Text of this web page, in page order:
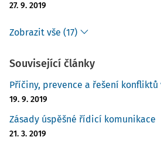
27. 9. 2019
Zobrazit vše (17)
Související články
Příčiny, prevence a řešení konfliktů
19. 9. 2019
Zásady úspěšné řídicí komunikace
21. 3. 2019